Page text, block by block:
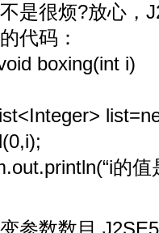
是很烦?放心，
代码：
boxing(int i)
的值
数数目